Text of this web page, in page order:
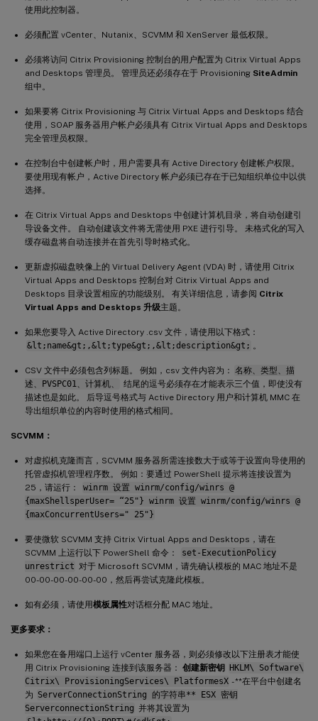
使用此控制器。
必须配置 vCenter、Nutanix、SCVMM 和 XenServer 最低权限。
必须将访问 Citrix Provisioning 控制台的用户配置为 Citrix Virtual Apps
and Desktops 管理员。 管理员还必须存在于 Provisioning SiteAdmin
组中。
如果要将 Citrix Provisioning 与 Citrix Virtual Apps and Desktops 结合
使用，SOAP 服务器用户帐户必须具有 Citrix Virtual Apps and Desktops
完全管理员权限。
在控制台中创建帐户时，用户需要具有 Active Directory 创建帐户权限。
要使用现有帐户，Active Directory 帐户必须已存在于已知组织单位中以供
选择。
在 Citrix Virtual Apps and Desktops 中创建计算机目录，将自动创建引
导设备文件。 自动创建该文件将无需使用 PXE 进行引导。 未格式化的写入
缓存磁盘将自动连接并在首先引导时格式化。
更新虚拟磁盘映像上的 Virtual Delivery Agent (VDA) 时，请使用 Citrix
Virtual Apps and Desktops 控制台对 Citrix Virtual Apps and
Desktops 目录设置相应的功能级别。 有关详细信息，请参阅 Citrix
Virtual Apps and Desktops 升级主题。
如果您要导入 Active Directory .csv 文件，请使用以下格式：
&lt;name&gt;,&lt;type&gt;,&lt;description&gt; 。
CSV 文件中必须包含列标题。 例如，csv 文件内容为： 名称、类型、描
述、PVSPC01、计算机、
结尾的逗号必须存在才能表示三个值，即使没有
描述也是如此。 后导逗号格式与 Active Directory 用户和计算机 MMC 在
导出组织单位的内容时使用的格式相同。
SCVMM：
对虚拟机克隆而言，SCVMM 服务器所需连接数大于或等于设置向导使用的
托管虚拟机管理程序数。 例如：要通过 PowerShell 提示将连接设置为
25，请运行：
winrm 设置 winrm/config/winrs @
{maxShellsperUser= “25"} winrm 设置 winrm/config/winrs @
{maxConcurrentUsers=" 25"}
要使微软 SCVMM 支持 Citrix Virtual Apps and Desktops，请在
SCVMM 上运行以下 PowerShell 命令：
set-ExecutionPolicy
unrestrict 对于 Microsoft SCVMM，请先确认模板的 MAC 地址不是
00-00-00-00-00-00，然后再尝试克隆此模板。
如有必须，请使用模板属性对话框分配 MAC 地址。
更多要求：
如果您在备用端口上运行 vCenter 服务器，则必须修改以下注册表才能使
用 Citrix Provisioning 连接到该服务器： 创建新密钥 HKLM\ Software\
Citrix\ ProvisioningServices\ PlatformesX - **在平台中创建名
为 ServerConnectionString 的字符串** ESX 密钥
ServerconnectionString 并将其设置为